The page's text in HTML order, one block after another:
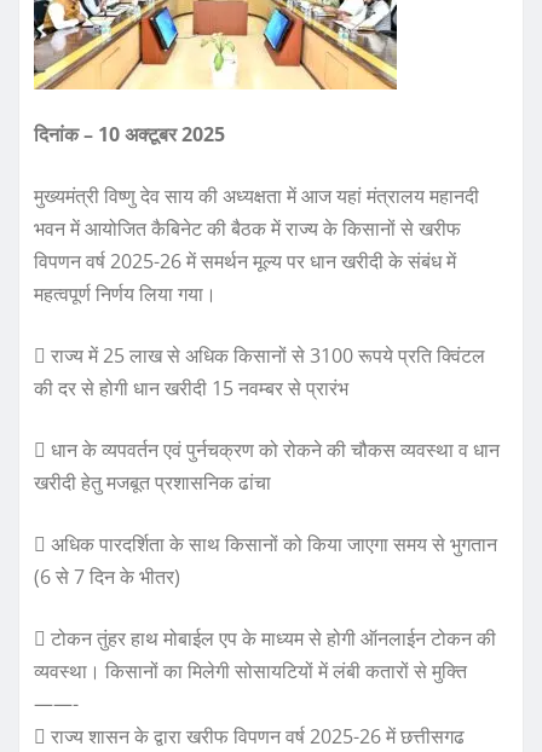
दिनांक – 10 अक्टूबर 2025
मुख्यमंत्री विष्णु देव साय की अध्यक्षता में आज यहां मंत्रालय महानदी
भवन में आयोजित कैबिनेट की बैठक में राज्य के किसानों से खरीफ
विपणन वर्ष 2025-26 में समर्थन मूल्य पर धान खरीदी के संबंध में
महत्वपूर्ण निर्णय लिया गया।
 राज्य में 25 लाख से अधिक किसानों से 3100 रूपये प्रति क्विंटल
की दर से होगी धान खरीदी 15 नवम्बर से प्रारंभ
 धान के व्यपवर्तन एवं पुर्नचक्रण को रोकने की चौकस व्यवस्था व धान
खरीदी हेतु मजबूत प्रशासनिक ढांचा
 अधिक पारदर्शिता के साथ किसानों को किया जाएगा समय से भुगतान
(6 से 7 दिन के भीतर)
 टोकन तुंहर हाथ मोबाईल एप के माध्यम से होगी ऑनलाईन टोकन की
व्यवस्था। किसानों का मिलेगी सोसायटियों में लंबी कतारों से मुक्ति
——-
 राज्य शासन के द्वारा खरीफ विपणन वर्ष 2025-26 में छत्तीसगढ